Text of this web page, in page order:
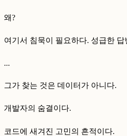
왜?
여기서 침묵이 필요하다. 성급한 답
...
그가 찾는 것은 데이터가 아니다.
개발자의 숨결이다.
코드에 새겨진 고민의 흔적이다.